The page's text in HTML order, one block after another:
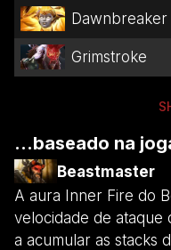
Dawnbreaker
Grimstroke
...baseado na
Beastmaster
A aura Inner Fire do
velocidade de ataque
a acumular as stacks